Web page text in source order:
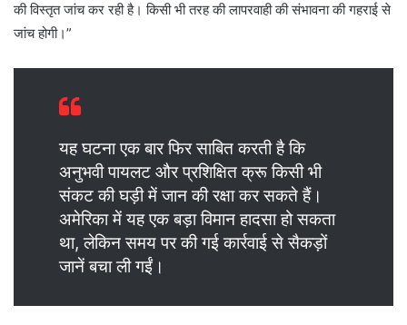
की विस्तृत जांच कर रही है। किसी भी तरह की लापरवाही की संभावना की गहराई से
जांच होगी।”
यह घटना एक बार फिर साबित करती है कि
अनुभवी पायलट और प्रशिक्षित क्रू किसी भी
संकट की घड़ी में जान की रक्षा कर सकते हैं।
अमेरिका में यह एक बड़ा विमान हादसा हो सकता
था, लेकिन समय पर की गई कार्रवाई से सैकड़ों
जानें बचा ली गईं।